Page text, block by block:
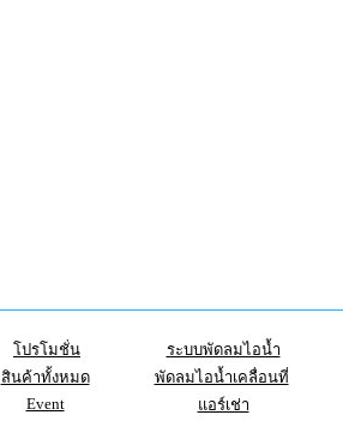
โปรโมชั่น ระบบพัดลมไอน้ำ
สินค้าทั้งหมด พัดลมไอน้ำเคลื่อนที่
Event แอร์เช่า